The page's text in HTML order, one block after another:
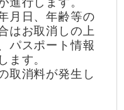
月日、年齢等の
はお取消しの上
パスポート情報
ます。
取消料が発生し